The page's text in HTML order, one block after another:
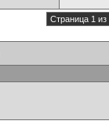
Страница 1 из